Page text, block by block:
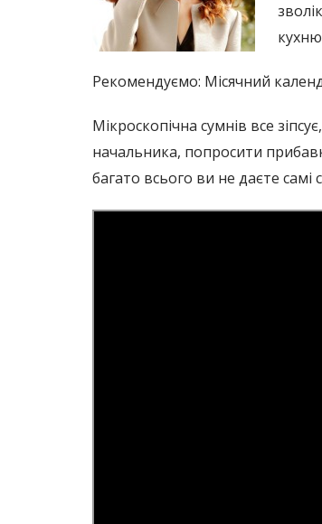
Рекомендуємо: Місячний
Мікроскопічна сумнів все
начальника, попросити
багато всього ви не даєте